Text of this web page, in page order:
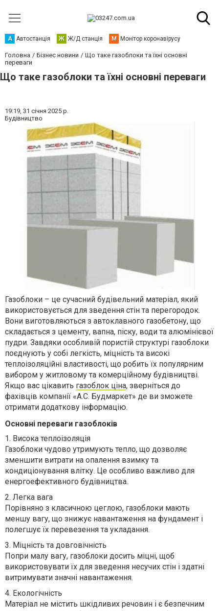
А Автостанція Ж Ж/Д станція М Монітор коронавірусу
Головна Бізнес новини
Що таке газоблоки та їхні основні
переваги
Що таке газоблоки та їхні основні переваги
19:19, 31 січня 2025 р.
Будівництво
Газоблоки – це сучасний будівельний матеріал, який
використовується для зведення стін та перегородок.
Вони виготовляються з автоклавного газобетону, що
складається з цементу, вапна, піску, води та алюмінієвої
пудри. Завдяки особливій пористій структурі газоблоки
поєднують у собі легкість, міцність та високі
теплоізоляційні властивості, що робить їх популярним
вибором у житловому та комерційному будівництві.
Якщо вас цікавить газоблок ціна, зверніться до
фахівців компанії «А.С. Будмаркет» де ви зможете
отримати додаткову інформацію.
Основні переваги газоблоків
1. Висока теплоізоляція
Газоблоки чудово утримують тепло, що дозволяє
зменшити витрати на опалення взимку та
кондиціонування влітку. Це особливо важливо для
енергоефективного будівництва.
2. Легка вага
Порівняно з класичною цеглою, газоблоки мають
меншу вагу, що знижує навантаження на фундамент і
полегшує їх перевезення та укладання.
3. Міцність та довговічність
Попри малу вагу, газоблоки досить міцні, щоб
використовувати їх для зведення несучих стін і здатні
витримувати значні навантаження.
4. Екологічність
Матеріал не містить шкідливих речовин і є безпечним